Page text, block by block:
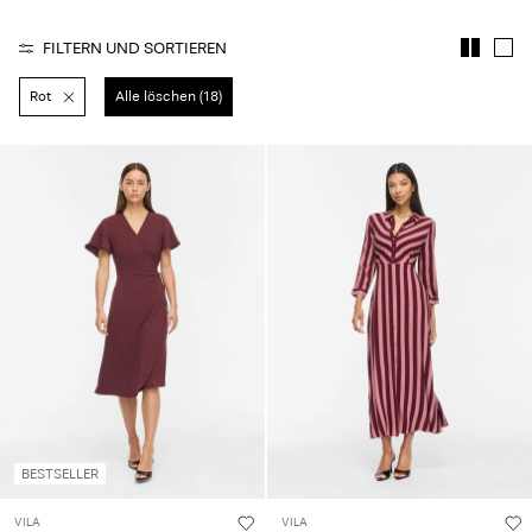
Fragen?
Über
uns
Deutschland
Deutsch
FILTERN UND SORTIEREN
Rot Alle löschen (18)
BESTSELLER
VILA VILA